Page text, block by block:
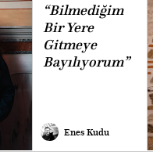
“Bilmediğim
Bir Yere
Gitmeye
Bayılıyorum”
Enes Kudu